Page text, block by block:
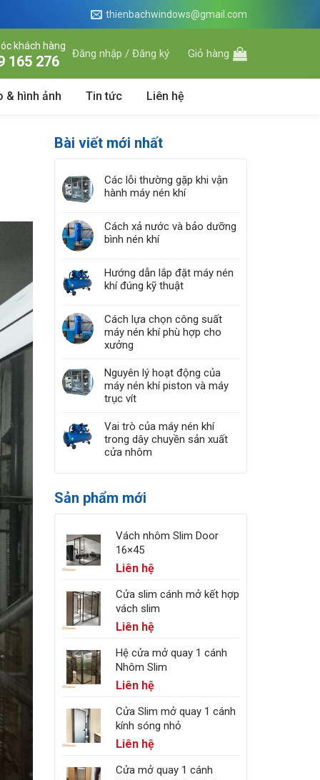
thienbachwindows@gmail.com
khách hàng
165 276 Đăng nhập / Đăng ký Giỏ hàng
& hình ảnh Tin tức Liên hệ
Bài viết mới nhất
Các lỗi thường gặp khi vận
hành máy nén khí
Cách xả nước và bảo dưỡng
bình nén khí
Hướng dẫn lắp đặt máy nén
khí đúng kỹ thuật
Cách lựa chọn công suất
máy nén khí phù hợp cho
xưởng
Nguyên lý hoạt động của
máy nén khí piston và máy
trục vít
Vai trò của máy nén khí
trong dây chuyền sản xuất
cửa nhôm
Sản phẩm mới
Vách nhôm Slim Door
16×45
Liên hệ
Cửa slim cánh mở kết hợp
vách slim
Liên hệ
Hệ cửa mở quay 1 cánh
Nhôm Slim
Liên hệ
Cửa Slim mở quay 1 cánh
kính sóng nhỏ
Liên hệ
Cửa mở quay 1 cánh